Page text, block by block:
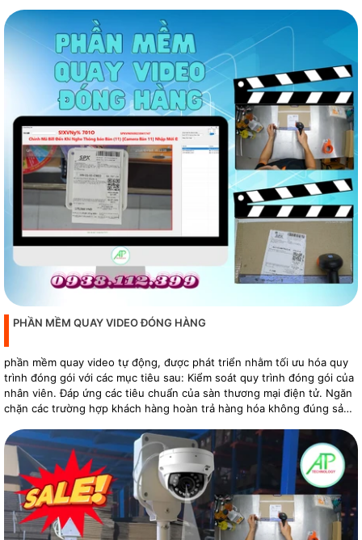
PHẦN MỀM QUAY VIDEO ĐÓNG HÀNG
phần mềm quay video tự động, được phát triển nhằm tối ưu hóa quy
trình đóng gói với các mục tiêu sau: Kiểm soát quy trình đóng gói của
nhân viên. Đáp ứng các tiêu chuẩn của sàn thương mại điện tử. Ngăn
chặn các trường hợp khách hàng hoàn trả hàng hóa không đúng sản